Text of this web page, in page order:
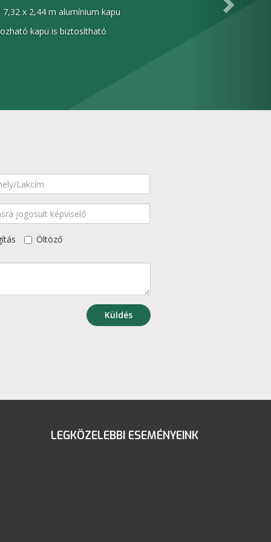
x 2,44 m alumínium kapu
kapu is biztosítható
Öltöző
Küldés
LEGKÖZELEBBI ESEMÉNYEINK